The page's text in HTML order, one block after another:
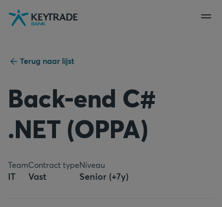
Naar
navigatie
Naar
aanmelden
Naar
inhoud
Terug naar lijst
Back-end C#
.NET (OPPA)
Team
IT
Contract type
Vast
Niveau
Senior (+7y)